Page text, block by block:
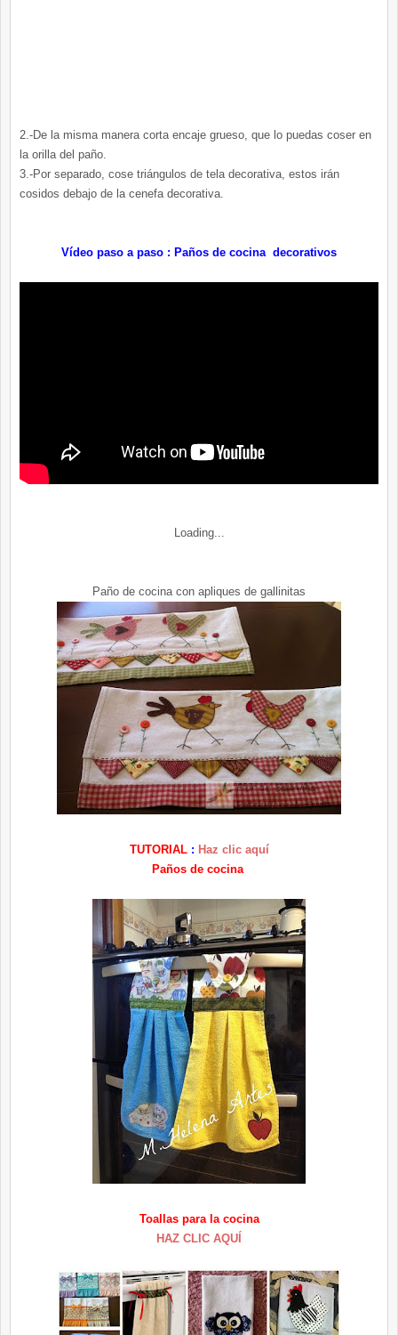
2.-De la misma manera corta encaje grueso, que lo puedas coser en
la orilla del paño.
3.-Por separado, cose triángulos de tela decorativa, estos irán
cosidos debajo de la cenefa decorativa.
Vídeo paso a paso : Paños de cocina decorativos
Loading...
Paño de cocina con apliques de gallinitas
TUTORIAL: Haz clic aquí
Paños de cocina
Toallas para la cocina
HAZ CLIC AQUÍ